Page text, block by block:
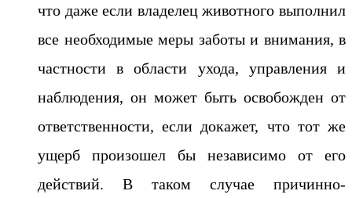
что даже если владелец животного выполнил
все необходимые меры заботы и внимания, в
частности в области ухода, управления и
наблюдения, он может быть освобожден от
ответственности, если докажет, что тот же
ущерб произошел бы независимо от его
действий. В таком случае причинно-